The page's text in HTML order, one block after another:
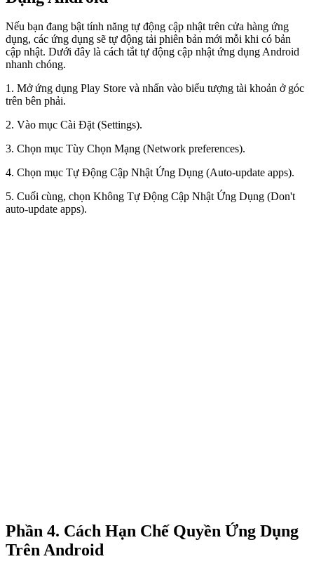
Nếu bạn đang bật tính năng tự động cập nhật trên cửa hàng ứng
dụng, các ứng dụng sẽ tự động tải phiên bản mới mỗi khi có bản
cập nhật. Dưới đây là cách tắt tự động cập nhật ứng dụng Android
nhanh chóng.
1. Mở ứng dụng Play Store và nhấn vào biểu tượng tài khoản ở góc
trên bên phải.
2. Vào mục Cài Đặt (Settings).
3. Chọn mục Tùy Chọn Mạng (Network preferences).
4. Chọn mục Tự Động Cập Nhật Ứng Dụng (Auto-update apps).
5. Cuối cùng, chọn Không Tự Động Cập Nhật Ứng Dụng (Don't
auto-update apps).
Phần 4. Cách Hạn Chế Quyền Ứng Dụng
Trên Android